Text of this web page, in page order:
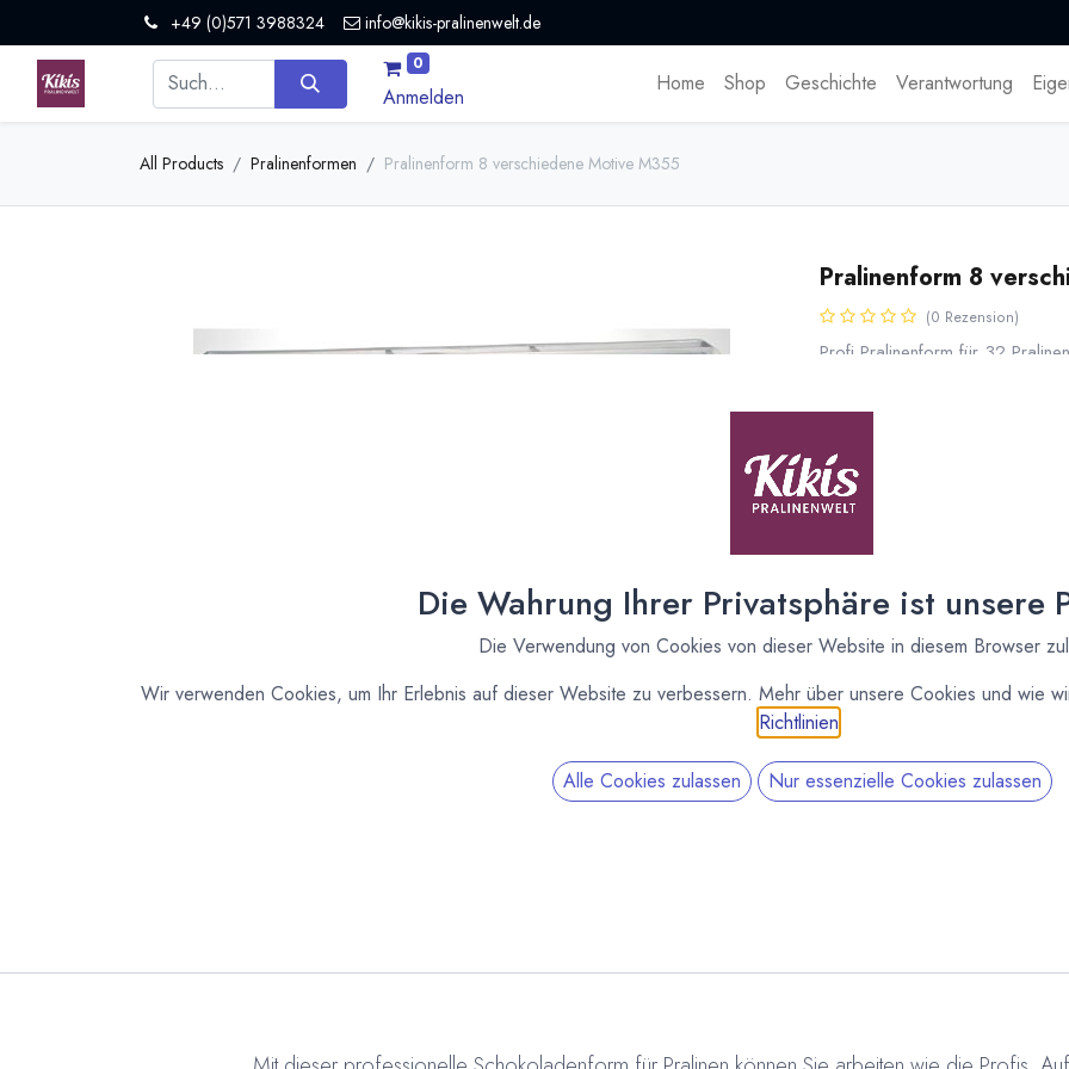
+49 (0)571 3988324 info@kikis-pralinenwelt.de
0
Anmelden
Home Shop Geschichte Verantwortung
All Products Pralinenformen Pralinenform 8 verschiedene Motive M355
Pralinenform 8
(0 Rezension)
Profi Pralinenform für 32
Lieferzeit: sofort lieferbar
SKU:
090297
Category:
Pralinenformen
Die Wahrung Ihrer Privatsphäre ist unsere
Die Verwendung von Cookies von dieser Website in diesem Browser
Wir verwenden Cookies, um Ihr Erlebnis auf dieser Website zu verbessern. Mehr über unsere Cookies und wie
Richtlinien
Alle Cookies zulassen Nur essenzielle Cookies zulassen